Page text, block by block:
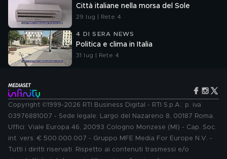
Città italiane nella morsa del Sole
29 lug | Rete 4
4 DI SERA NEWS
Politica e clima in Italia
31 lug | Rete 4
Copyright ©1999-2026 RTI Business Digital - RTI S.p.A.: p. iva
03976881007 - Sede legale: Largo del Nazareno 8, 00187 Roma.
Uffici: Viale Europa 46, 20093 Cologno Monzese (MI) - Cap. Soc.
int. vers. € 500.000.007 - Gruppo MFE Media For Europe N.V. -
Tutti i diritti riservati. Rispetto ai contenuti trasmessi e/o